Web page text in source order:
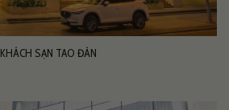
KHÁCH SẠN TAO ĐÀN